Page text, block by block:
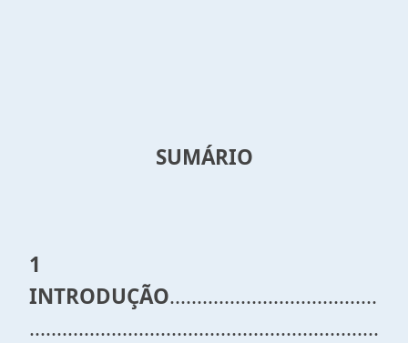
SUMÁRIO
1
INTRODUÇÃO......................................
................................................................